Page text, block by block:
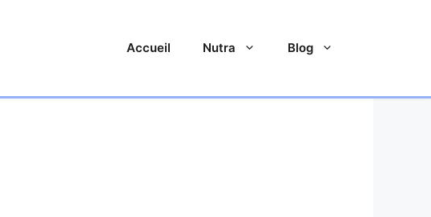
Accueil Nutra Blog